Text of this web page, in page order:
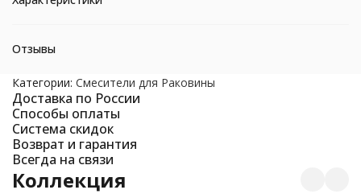
Отзывы
Категории: Смесители для Раковины
Доставка по России
Способы оплаты
Система скидок
Возврат и гарантия
Всегда на связи
Коллекция